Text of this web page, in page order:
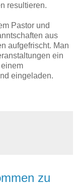
resultieren.
Pastor und
aus
aufgefrischt. Man
ein
eingeladen.
zu